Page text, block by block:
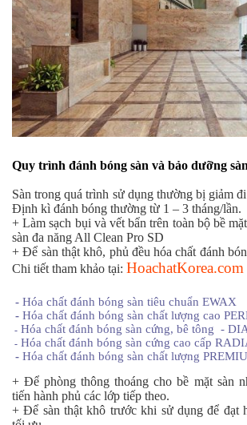
Quy trình đánh bóng sàn và bảo dưỡng
Sàn trong quá trình sử dụng thường bị giảm
Định kì đánh bóng thường từ 1 – 3 tháng/lần.
+ Làm sạch bụi và vết bẩn trên toàn bộ bề
sàn đa năng All Clean Pro SD
+ Để sàn thật khô, phủ đều hóa chất đánh
Chi tiết tham khảo tại: HoachatKorea.com
- Hóa chất đánh bóng sàn tiêu chuẩn EWAX
- Hóa chất đánh bóng sàn chất lượng cao
- Hóa chất đánh bóng sàn cứng, bê tông -
- Hóa chất đánh bóng sàn cứng cao cấp
- Hóa chất đánh bóng sàn chất lượng
+ Để phòng thông thoáng cho bề mặt sàn
tiến hành phủ các lớp tiếp theo.
+ Để sàn thật khô trước khi sử dụng để đạt